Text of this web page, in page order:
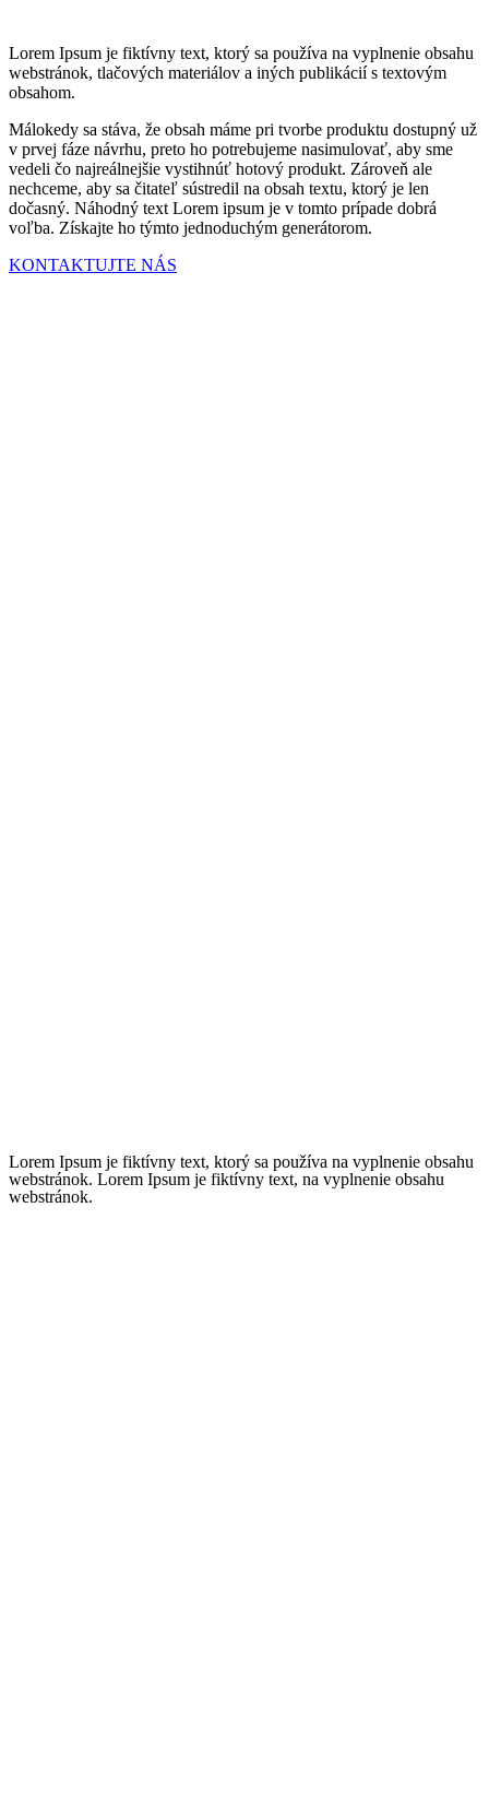
Lorem Ipsum je fiktívny text, ktorý sa používa na vyplnenie obsahu
webstránok, tlačových materiálov a iných publikácií s textovým
obsahom.
Málokedy sa stáva, že obsah máme pri tvorbe produktu dostupný už
v prvej fáze návrhu, preto ho potrebujeme nasimulovať, aby sme
vedeli čo najreálnejšie vystihnúť hotový produkt. Zároveň ale
nechceme, aby sa čitateľ sústredil na obsah textu, ktorý je len
dočasný. Náhodný text Lorem ipsum je v tomto prípade dobrá
voľba. Získajte ho týmto jednoduchým generátorom.
KONTAKTUJTE NÁS
Lorem Ipsum je fiktívny text, ktorý sa používa na vyplnenie obsahu
webstránok. Lorem Ipsum je fiktívny text, na vyplnenie obsahu
webstránok.